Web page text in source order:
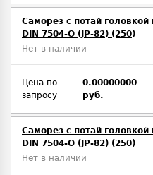
Саморез с потай
DIN 7504-O (JP-82) (250)
Нет в наличии
Цена по
запросу
0.00000000
руб.
Саморез с потай
DIN 7504-O (JP-82) (250)
Нет в наличии